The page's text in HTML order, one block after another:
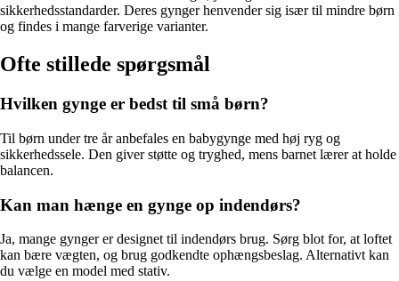
sikkerhedsstandarder. Deres gynger henvender sig især til mindre børn
og findes i mange farverige varianter.
Ofte stillede spørgsmål
Hvilken gynge er bedst til små børn?
Til børn under tre år anbefales en babygynge med høj ryg og
sikkerhedssele. Den giver støtte og tryghed, mens barnet lærer at holde
balancen.
Kan man hænge en gynge op indendørs?
Ja, mange gynger er designet til indendørs brug. Sørg blot for, at loftet
kan bære vægten, og brug godkendte ophængsbeslag. Alternativt kan
du vælge en model med stativ.